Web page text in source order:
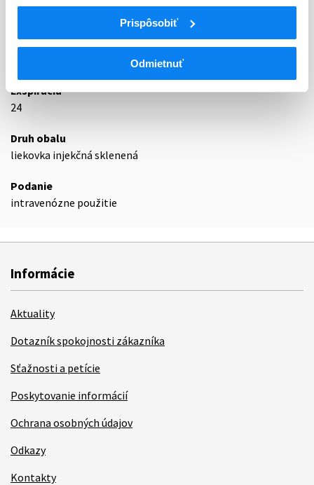
Prispôsobiť
Odmietnuť
B02BD
Koagulačné faktory
Koagulačný faktor IX
Exspirácia
24
Druh obalu
liekovka injekčná sklenená
Podanie
intravenózne použitie
Informácie
Aktuality
Dotazník spokojnosti zákazníka
Sťažnosti a petície
Poskytovanie informácií
Ochrana osobných údajov
Odkazy
Kontakty